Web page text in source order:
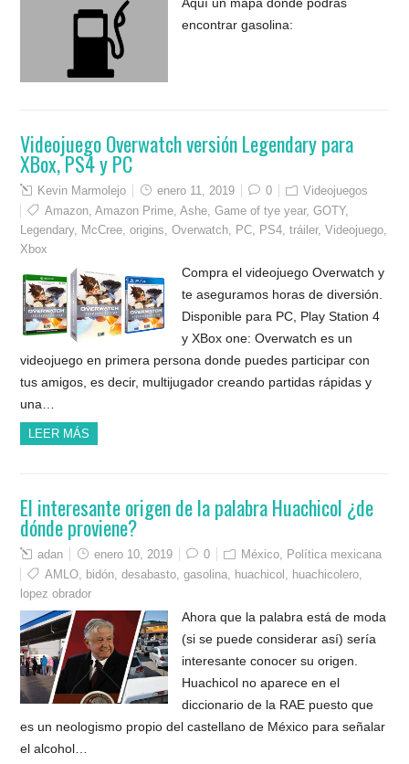
Aquí un mapa donde podrás
encontrar gasolina:
Videojuego Overwatch versión Legendary para
XBox, PS4 y PC
Kevin Marmolejo enero 11, 2019 0
Videojuegos
Amazon,Amazon Prime,Ashe,Game of tye year,GOTY,
Legendary, McCree,origins,Overwatch, PC, PS4,tráiler,Videojuego,
Xbox
Compra el videojuego Overwatch y
te aseguramos horas de diversión.
Disponible para PC, Play Station 4
y XBox one: Overwatch es un
videojuego en primera persona donde puedes participar con
tus amigos, es decir, multijugador creando partidas rápidas y
una…
LEER MÁS
El interesante origen de la palabra Huachicol ¿de
dónde proviene?
adan enero 10, 2019 0 México, Política mexicana
AMLO, bidón,desabasto,gasolina, huachicol , huachicolero,
lopez obrador
Ahora que la palabra está de moda
(si se puede considerar así) sería
interesante conocer su origen.
Huachicol no aparece en el
diccionario de la RAE puesto que
es un neologismo propio del castellano de México para señalar
el alcohol…